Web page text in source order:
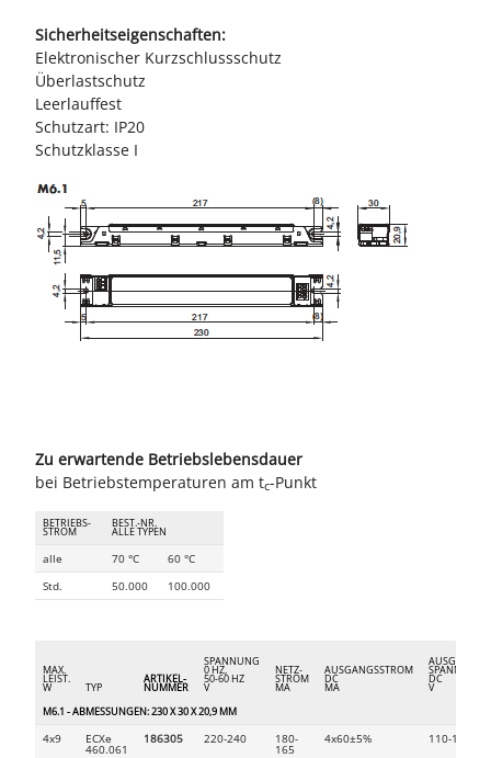
Sicherheitseigenschaften:
Elektronischer Kurzschlussschutz
Überlastschutz
Leerlauffest
Schutzart: IP20
Schutzklasse I
Zu erwartende Betriebslebensdauer
bei Betriebstemperaturen am tc-Punkt
BETRIEBS-
STROM
BEST.-NR.
ALLE TYPEN
alle 70 °C
60 °C
Std.
50.000 100.000
MAX.
LEIST.
W TYP
ARTIKEL-
NUMMER
SPANNUNG
0 HZ,
50-60 HZ
V
NETZ-
STROM
MA
AUSGANGSSTROM
DC
MA
AUSGANGS-
SPANNUNG
DC
V
M6.1 - ABMESSUNGEN: 230 X 30 X 20,9 MM
4x9 ECXe
460.061
186305 220-240 180-
165
4x60±5% 110-150